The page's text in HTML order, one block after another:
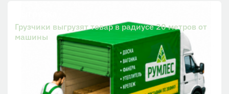
Грузчики выгрузят товар в радиусе 20 метров от
машины